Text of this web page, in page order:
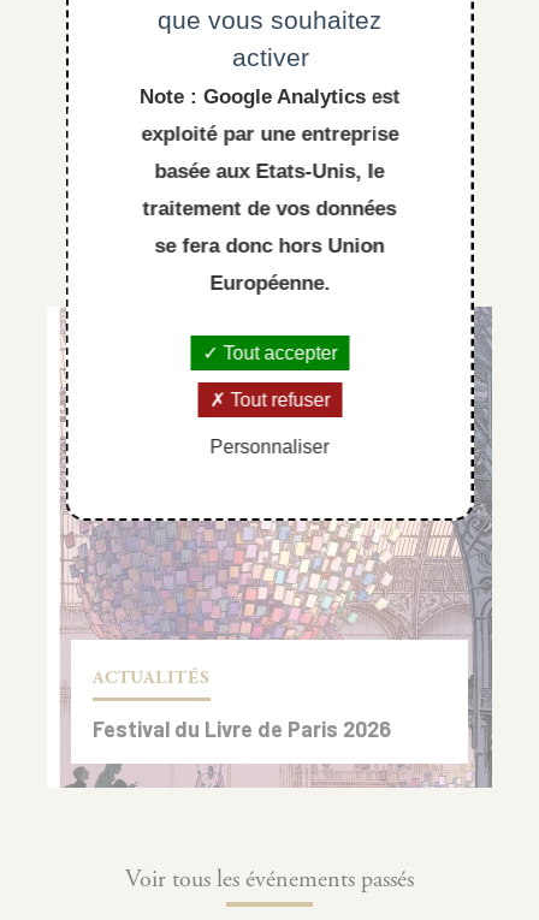
ÉVÉNEMENTS
PASSÉS
ACTUALITÉS
Festival du Livre de Paris 2026
Voir tous les événements passés
que vous souhaitez
activer
Note : Google Analytics est
exploité par une entreprise
basée aux Etats-Unis, le
traitement de vos données
se fera donc hors Union
Européenne.
Tout accepter
Tout refuser
Personnaliser